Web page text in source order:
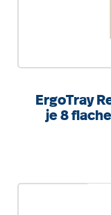
ErgoTray
je 8